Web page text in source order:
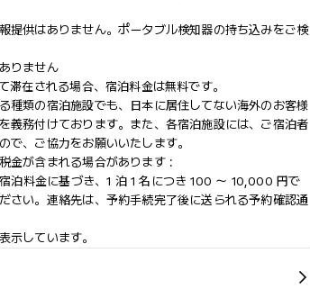
提供はありません。ポータブル検知器の持ち込みをご検
りません
在される場合、宿泊料金は無料です。
種類の宿泊施設でも、日本に​居住してない海外のお客様
義務付け​ております。また、各宿泊施設には、ご宿泊者
、ご協力をお願いいたします。
金が含まれる場合があります :
泊料金に基づき、1 泊 1 名につき 100 ～ 10,000 円で
さい。連絡先は、予約手続完了後に送られる予約確認通
示しています。